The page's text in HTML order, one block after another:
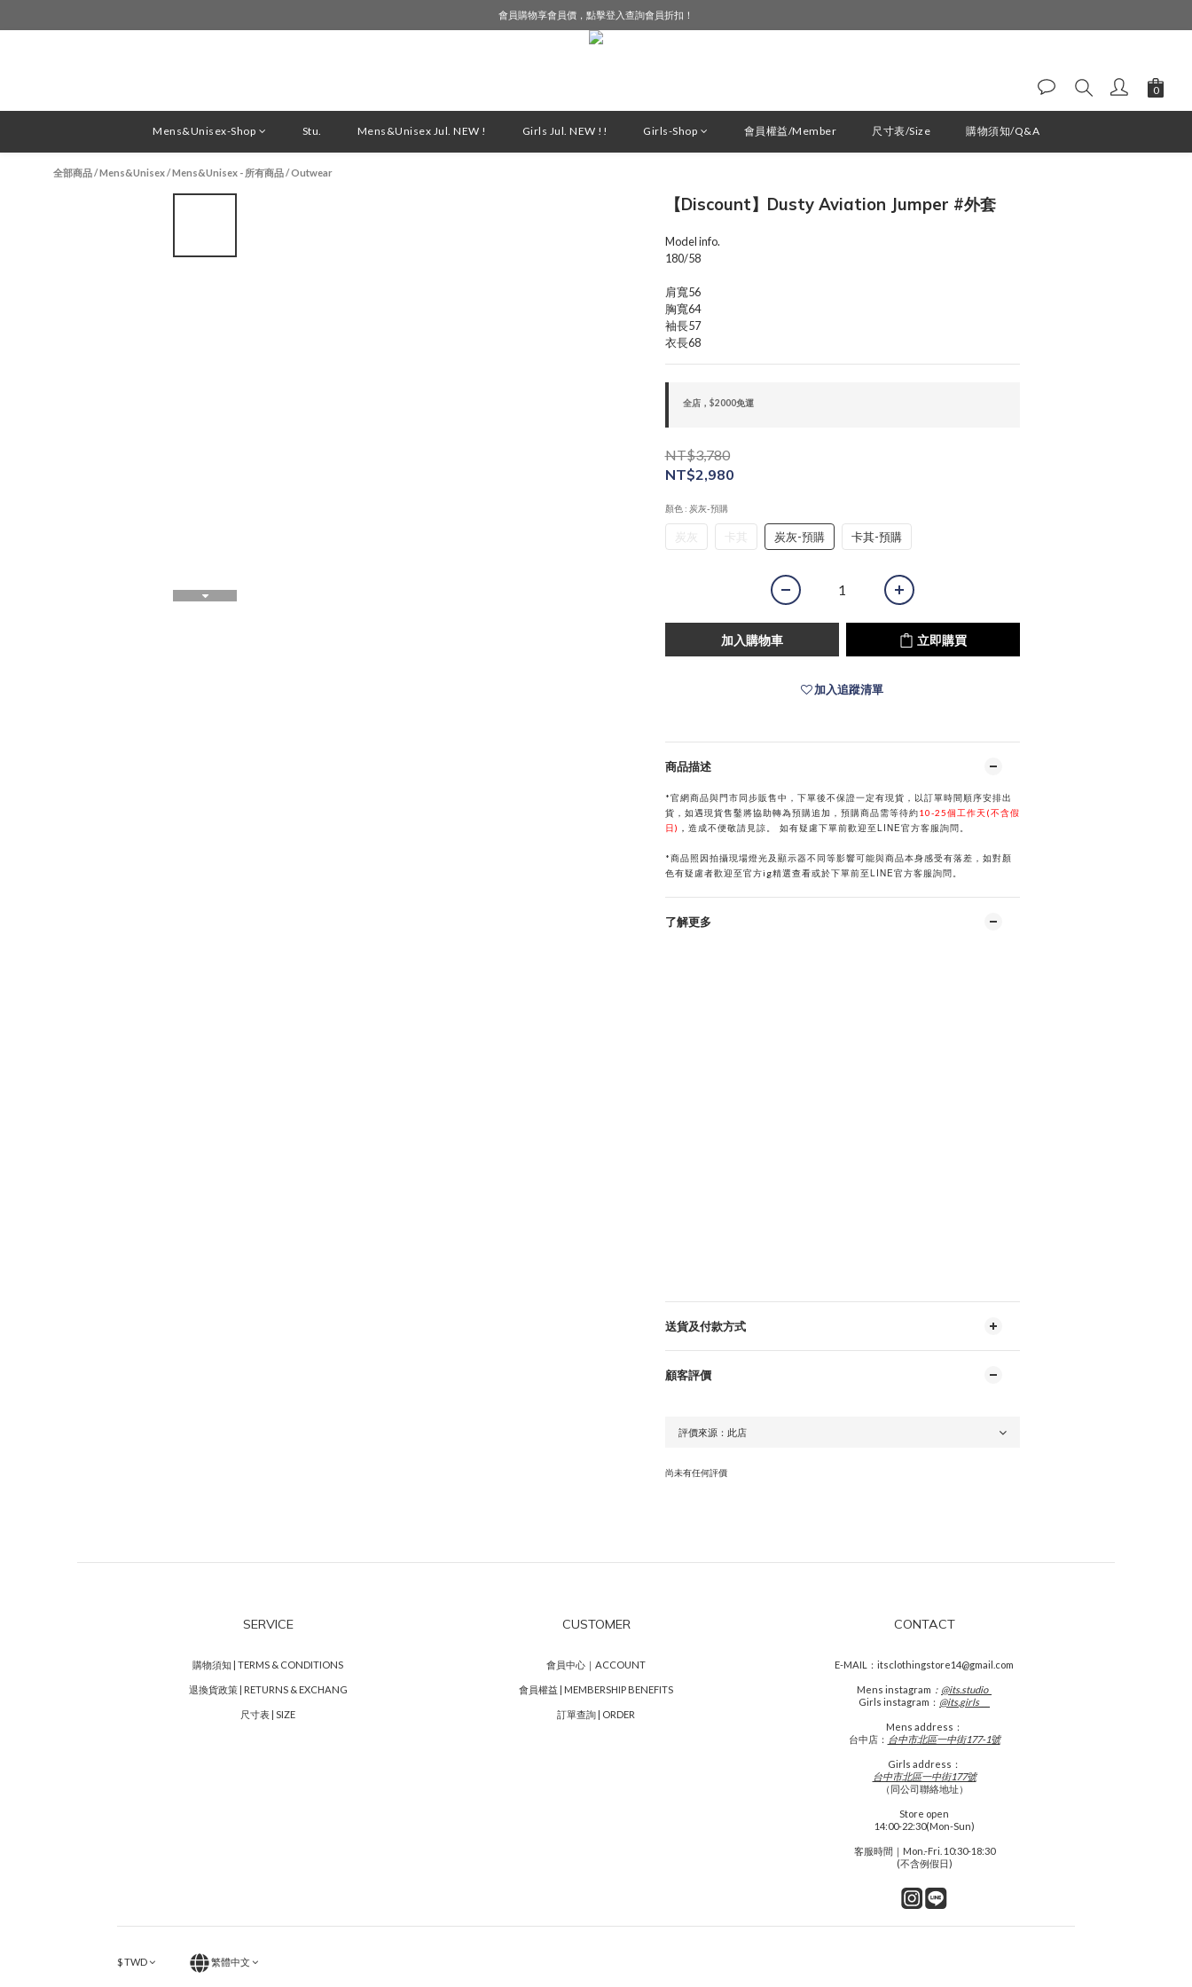
LINE好友募集中，加入就送購物金$50！
會員購物享會員價，點擊登入查詢會員折扣！
LINE好友募集中，加入就送購物金$50！
Mens&Unisex-Shop Stu. Mens&Unisex Jul. NEW ! Girls Jul. NEW !! Girls-Shop 會員權益/Member 尺寸表/Size 購物須知/Q&A
全部商品/Mens&Unisex/Mens&Unisex - 所有商品/Outwear
【Discount】Dusty Aviation Jumper #外套
Model info.
180/58
肩寬56
胸寬64
袖長57
衣長68
全店，$2000免運
NT$3,780
NT$2,980
顏色 : 炭灰-預購
炭灰 炭灰-預購 卡其-預購
加入購物車 立即購買
加入追蹤清單
商品描述
*官網商品與門市同步販售中，下單後不保證一定有現貨，以訂單時間順序安排出
貨，如遇現貨售鑿將協助轉為預購追加，預購商品需等待約10-25個工作天(不含假
日) ， 造成不便敬請見諒。 如有疑慮下單前歡迎至LINE官方客服詢問。
*商品照因拍攝現場燈光及顯示器不同等影響可能與商品本身感受有落差，如對顏
色有疑慮者歡迎至官方ig精選查看或於下單前至LINE官方客服詢問。
了解更多
送貨及付款方式
顧客評價
尚未有任何評價
SERVICE
購物須知 | TERMS & CONDITIONS
退換貨政策 | RETURNS & EXCHANG
尺寸表 | SIZE
CUSTOMER
會員中心｜ACCOUNT
會員權益 | MEMBERSHIP BENEFITS
訂單查詢 | ORDER
CONTACT
E-MAIL：itsclothingstore14@gmail.com
Mens instagram ： @its.studio_
Girls instagram： @its.girls___
Mens address：
台中店： 台中市北區一中街177-1號
Girls address：
台中市北區一中街177號
（同公司聯絡地址）
Store open
14:00-22:30(Mon-Sun)
客服時間｜Mon.-Fri. 10:30-18:30
(不含例假日)
$TWD 繁體中文